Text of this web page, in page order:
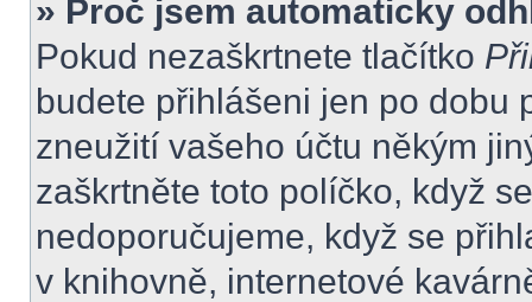
» Proč jsem automaticky
Pokud nezaškrtnete tlačítko
budete přihlášeni jen po dobu
zneužití vašeho účtu někým
zaškrtněte toto políčko, když
nedoporučujeme, když se
v knihovně, internetové